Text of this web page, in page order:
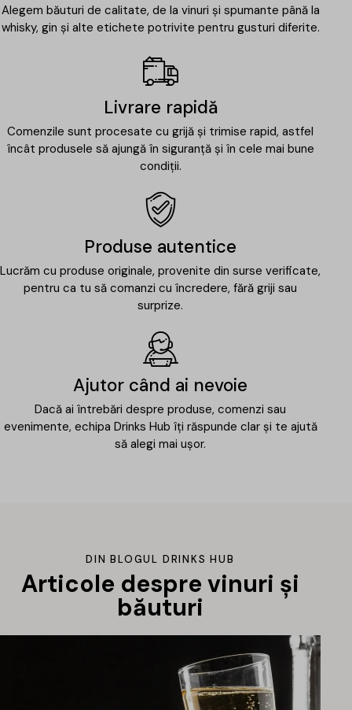
Alegem băuturi de calitate, de la vinuri și spumante până la
whisky, gin și alte etichete potrivite pentru gusturi diferite.
Livrare rapidă
Comenzile sunt procesate cu grijă și trimise rapid, astfel
încât produsele să ajungă în siguranță și în cele mai bune
condiții.
Produse autentice
Lucrăm cu produse originale, provenite din surse verificate,
pentru ca tu să comanzi cu încredere, fără griji sau
surprize.
Ajutor când ai nevoie
Dacă ai întrebări despre produse, comenzi sau
evenimente, echipa Drinks Hub îți răspunde clar și te ajută
să alegi mai ușor.
DIN BLOGUL DRINKS HUB
Articole despre vinuri și
băuturi